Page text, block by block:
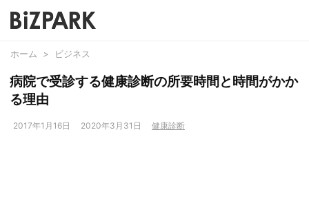
ホーム > ビジネス
病院で受診する健康診断の所要時間と時間がかか
る理由
2017年1月16日 2020年3月31日 健康診断